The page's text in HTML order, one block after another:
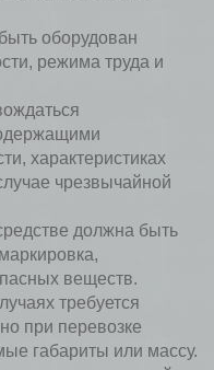
оборудован
режима труда и
характеристиках
чрезвычайной
должна быть
веществ.
требуется
при перевозке
габариты или массу.